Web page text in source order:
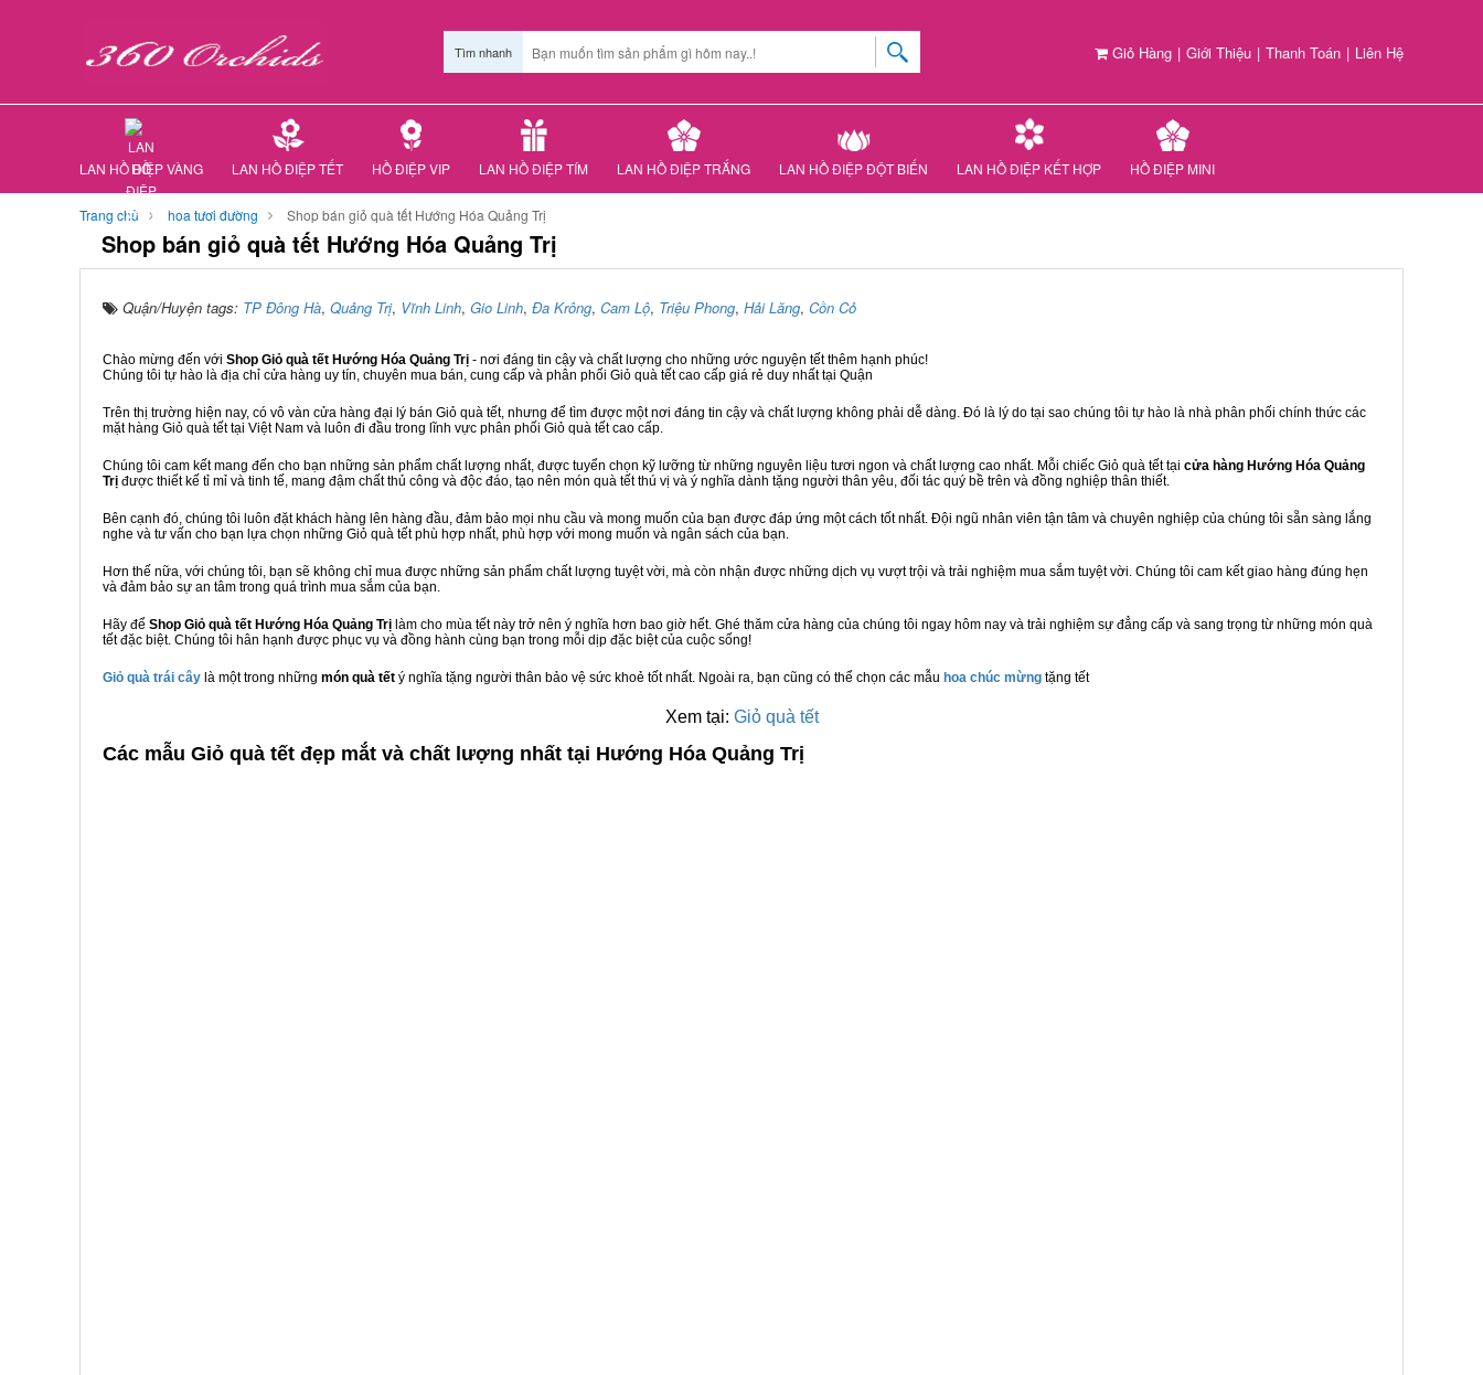
Giỏ Hàng | Giới Thiệu | Thanh Toán | Liên Hệ
Tìm nhanh
LAN HỒ ĐIỆP VÀNG LAN HỒ ĐIỆP TẾT HỒ ĐIỆP VIP LAN HỒ ĐIỆP TÍM LAN HỒ ĐIỆP TRẮNG LAN HỒ ĐIỆP ĐỘT BIẾN LAN HỒ ĐIỆP KẾT HỢP HỒ ĐIỆP MINI
Trang chủ hoa tươi đường Shop bán giỏ quà tết Hướng Hóa Quảng Trị
Shop bán giỏ quà tết Hướng Hóa Quảng Trị
Quận/Huyện tags: TP Đông Hà, Quảng Trị, Vĩnh Linh, Gio Linh, Đa Krông, Cam Lộ, Triệu Phong, Hải Lăng, Cồn Cỏ
Chào mừng đến với Shop Giỏ quà tết Hướng Hóa Quảng Trị - nơi đáng tin cậy và chất lượng cho những ước nguyện tết thêm hạnh phúc!
Chúng tôi tự hào là địa chỉ cửa hàng uy tín, chuyên mua bán, cung cấp và phân phối Giỏ quà tết cao cấp giá rẻ duy nhất tại Quận
Trên thị trường hiện nay, có vô vàn cửa hàng đại lý bán Giỏ quà tết, nhưng để tìm được một nơi đáng tin cậy và chất lượng không phải dễ dàng. Đó là lý do tại sao chúng tôi tự hào là nhà phân phối chính thức các
mặt hàng Giỏ quà tết tại Việt Nam và luôn đi đầu trong lĩnh vực phân phối Giỏ quà tết cao cấp.
Chúng tôi cam kết mang đến cho bạn những sản phẩm chất lượng nhất, được tuyển chọn kỹ lưỡng từ những nguyên liệu tươi ngon và chất lượng cao nhất. Mỗi chiếc Giỏ quà tết tại cửa hàng Hướng Hóa Quảng
Trị được thiết kế tỉ mỉ và tinh tế, mang đậm chất thủ công và độc đáo, tạo nên món quà tết thú vị và ý nghĩa dành tặng người thân yêu, đối tác quý bề trên và đồng nghiệp thân thiết.
Bên cạnh đó, chúng tôi luôn đặt khách hàng lên hàng đầu, đảm bảo mọi nhu cầu và mong muốn của bạn được đáp ứng một cách tốt nhất. Đội ngũ nhân viên tận tâm và chuyên nghiệp của chúng tôi sẵn sàng lắng
nghe và tư vấn cho bạn lựa chọn những Giỏ quà tết phù hợp nhất, phù hợp với mong muốn và ngân sách của bạn.
Hơn thế nữa, với chúng tôi, bạn sẽ không chỉ mua được những sản phẩm chất lượng tuyệt vời, mà còn nhận được những dịch vụ vượt trội và trải nghiệm mua sắm tuyệt vời. Chúng tôi cam kết giao hàng đúng hẹn
và đảm bảo sự an tâm trong quá trình mua sắm của bạn.
Hãy để Shop Giỏ quà tết Hướng Hóa Quảng Trị làm cho mùa tết này trở nên ý nghĩa hơn bao giờ hết. Ghé thăm cửa hàng của chúng tôi ngay hôm nay và trải nghiệm sự đẳng cấp và sang trọng từ những món quà
tết đặc biệt. Chúng tôi hân hạnh được phục vụ và đồng hành cùng bạn trong mỗi dịp đặc biệt của cuộc sống!
Giỏ quà trái cây là một trong những món quà tết ý nghĩa tặng người thân bảo vệ sức khoẻ tốt nhất. Ngoài ra, bạn cũng có thể chọn các mẫu hoa chúc mừng tặng tết
Xem tại: Giỏ quà tết
Các mẫu Giỏ quà tết đẹp mắt và chất lượng nhất tại Hướng Hóa Quảng Trị